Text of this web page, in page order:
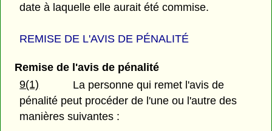
date à laquelle elle aurait été commise.
REMISE DE L'AVIS DE PÉNALITÉ
Remise de l'avis de pénalité
9(1)
La personne qui remet l'avis de
pénalité peut procéder de l'une ou l'autre des
manières suivantes :